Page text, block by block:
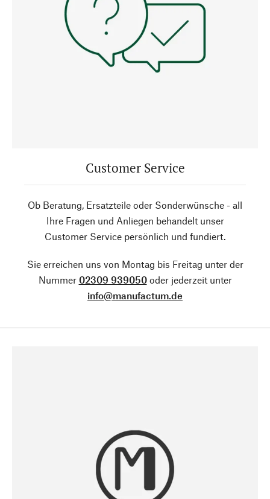
Customer Service
Ob Beratung, Ersatzteile oder Sonderwünsche - all
Ihre Fragen und Anliegen behandelt unser
Customer Service persönlich und fundiert.
Sie erreichen uns von Montag bis Freitag unter der
Nummer 02309 939050oder jederzeit unter
info@manufactum.de